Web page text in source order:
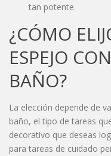
tan potente.
¿CÓMO
ESPEJO
BAÑO?
La elección depende de
baño, el tipo de tareas
decorativo que deseas
para tareas de cuidado